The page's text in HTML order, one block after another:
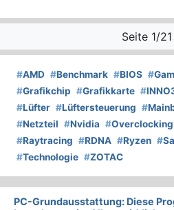
Seite 1/21
#AMD #Benchmark #BIOS #
#Grafikchip #Grafikkarte #
#Lüfter #Lüftersteuerung #
#Netzteil #Nvidia #Overclocking
#Raytracing #RDNA #Ryzen #
#Technologie #ZOTAC
PC-Grundausstattung: Diese